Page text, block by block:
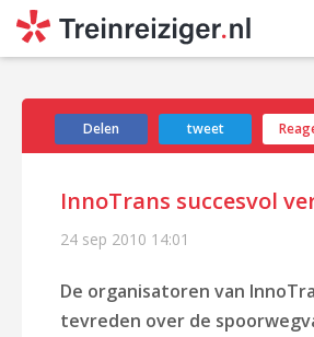
Delen tweet
InnoTrans succesvol
24 sep 2010 14:01
De organisatoren van
tevreden over de